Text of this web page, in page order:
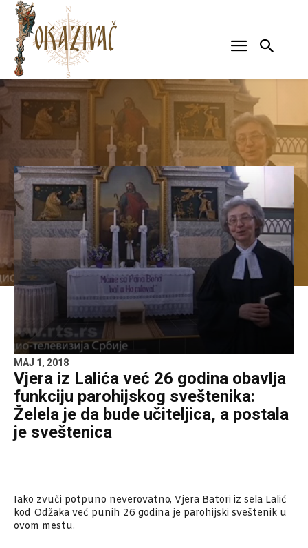
MAJ 1, 2018
Vjera iz Lalića već 26 godina obavlja
funkciju parohijskog sveštenika:
Želela je da bude učiteljica, a postala
je sveštenica
Iako zvuči potpuno neverovatno, Vjera Batori iz sela Lalić
kod Odžaka već punih 26 godina je parohijski sveštenik u
ovom mestu.